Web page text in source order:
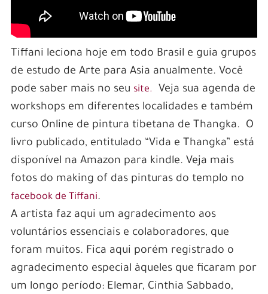
Tiffani leciona hoje em todo Brasil e guia grupos
de estudo de Arte para Asia anualmente. Você
pode saber mais no seu site.
Veja sua agenda de
workshops em diferentes localidades e também
curso Online de pintura tibetana de Thangka. O
livro publicado, entitulado “Vida e Thangka” está
disponível na Amazon para kindle. Veja mais
fotos do making of das pinturas do templo no
facebook de Tiffani.
A artista faz aqui um agradecimento aos
voluntários essenciais e colaboradores, que
foram muitos. Fica aqui porém registrado o
agradecimento especial àqueles que ficaram por
um longo período: Elemar, Cinthia Sabbado,